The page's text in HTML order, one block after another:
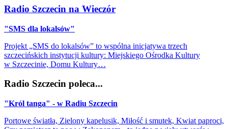
Radio Szczecin na Wieczór
"SMS dla lokalsów"
Projekt „SMS do lokalsów” to wspólna inicjatywa trzech
szczecińskich instytucji kultury: Miejskiego Ośrodka Kultury
w Szczecinie, Domu Kultury…
Radio Szczecin poleca...
"Król tanga" - w Radiu Szczecin
Portowe światła, Zielony kapelusik, Miłość i smutek, Kwiat paproci,